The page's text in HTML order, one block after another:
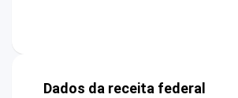
Dados da receita federal